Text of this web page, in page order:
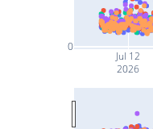
Jul 12
2026
0